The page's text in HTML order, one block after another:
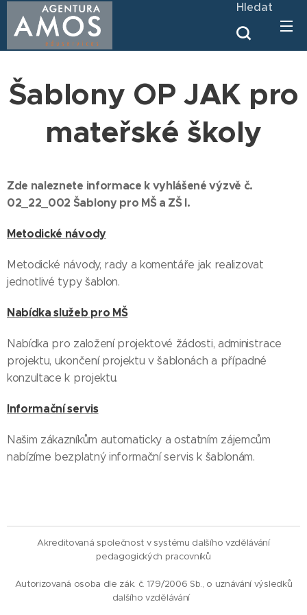
Hledat
Šablony OP JAK pro
mateřské školy
Zde naleznete informace k vyhlášené výzvě č.
02_22_002 Šablony pro MŠ a ZŠ I.
Metodické návody
Metodické návody, rady a komentáře jak realizovat
jednotlivé typy šablon.
Nabídka služeb pro MŠ
Nabídka pro založení projektové žádosti, administrace
projektu, ukončení projektu v šablonách a případné
konzultace k projektu.
Informační servis
Našim zákazníkům automaticky a ostatním zájemcům
nabízíme bezplatný informační servis k šablonám.
Akreditovaná společnost v systému dalšího vzdělávání
pedagogických pracovníků
Autorizovaná osoba dle zák. č. 179/2006 Sb., o uznávání výsledků
dalšího vzdělávání